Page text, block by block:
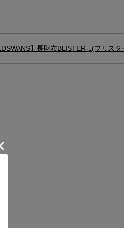
】長財布BLISTER-L(ブリス